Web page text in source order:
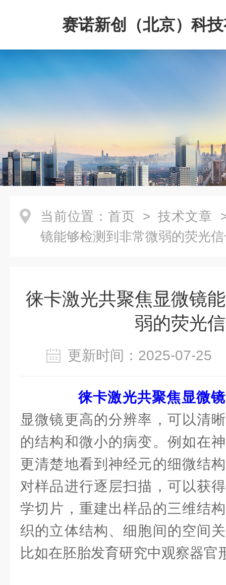
赛诺新创（北京）科
司
当前位置： 首页 > 技术文章
镜能够检测到非常微弱的荧光
徕卡激光共聚焦显微镜
弱的荧光
更新时间：2025-07-
徕卡激光共聚焦显微镜
显微镜更高的分辨率，可以清
的结构和微小的病变。例如在
更清楚地看到神经元的细微结
对样品进行逐层扫描，可以获
学切片，重建出样品的三维结
织的立体结构、细胞间的空间
比如在胚胎发育研究中观察器官